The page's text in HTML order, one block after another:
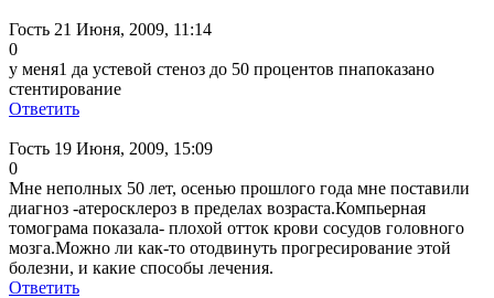
Гость 21 Июня, 2009, 11:14
0
у меня1 да устевой стеноз до 50 процентов пнапоказано
стентирование
Ответить
Гость 19 Июня, 2009, 15:09
0
Мне неполных 50 лет, осенью прошлого года мне поставили
диагноз -атеросклероз в пределах возраста.Компьерная
томограма показала- плохой отток крови сосудов головного
мозга.Можно ли как-то отодвинуть прогресирование этой
болезни, и какие способы лечения.
Ответить